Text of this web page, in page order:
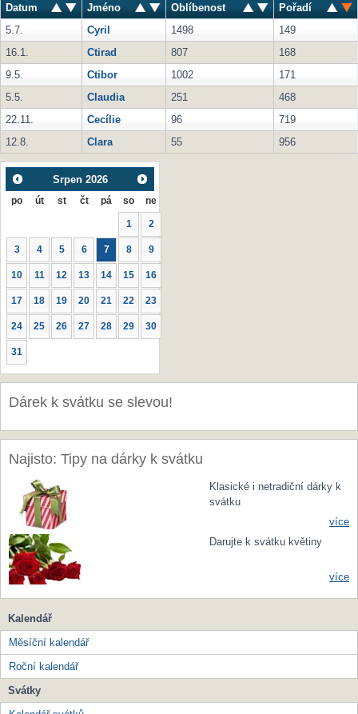
Datum Jméno Oblíbenost
Pořadí
5.7.
Cyril 1498
149
16.1.
Ctirad 807
168
9.5.
Ctibor 1002
171
5.5.
Claudia 251
468
22.11.
Cecílie 96
719
12.8.
Clara 55 956
Srpen 2026
po út st čt pá so ne
1 2
3 4 5 6 7 8 9
10 11 12 13 14 15 16
17 18 19 20 21 22 23
24 25 26 27 28 29 30
31
Dárek k svátku se slevou!
Najisto: Tipy na dárky k svátku
Klasické i netradiční dárky k
svátku
více
Darujte k svátku květiny
více
Kalendář
Měsíční kalendář
Roční kalendář
Svátky